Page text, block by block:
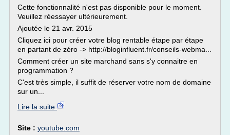
Cette fonctionnalité n'est pas disponible pour le moment.
Veuillez réessayer ultérieurement.
Ajoutée le 21 avr. 2015
Cliquez ici pour créer votre blog rentable étape par étape
en partant de zéro -> http://bloginfluent.fr/conseils-webma...
Comment créer un site marchand sans s'y connaitre en
programmation ?
C'est très simple, il suffit de réserver votre nom de domaine
sur un...
Lire la suite
Site : youtube.com